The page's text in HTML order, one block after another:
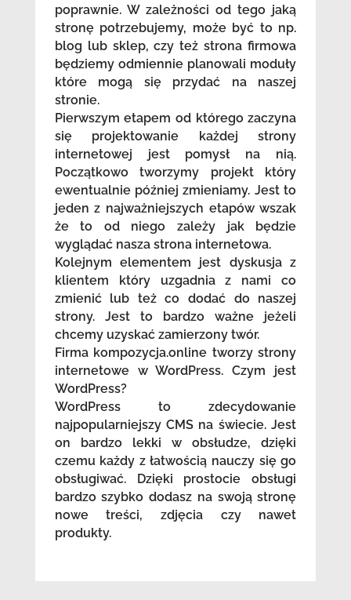
poprawnie. W zależności od tego jaką
stronę potrzebujemy, może być to np.
blog lub sklep, czy też strona firmowa
będziemy odmiennie planowali moduły
które mogą się przydać na naszej
stronie.
Pierwszym etapem od którego zaczyna
się projektowanie każdej strony
internetowej jest pomysł na nią.
Początkowo tworzymy projekt który
ewentualnie później zmieniamy. Jest to
jeden z najważniejszych etapów wszak
że to od niego zależy jak będzie
wyglądać nasza strona internetowa.
Kolejnym elementem jest dyskusja z
klientem który uzgadnia z nami co
zmienić lub też co dodać do naszej
strony. Jest to bardzo ważne jeżeli
chcemy uzyskać zamierzony twór.
Firma kompozycja.online tworzy strony
internetowe w WordPress. Czym jest
WordPress?
WordPress to zdecydowanie
najpopularniejszy CMS na świecie. Jest
on bardzo lekki w obsłudze, dzięki
czemu każdy z łatwością nauczy się go
obsługiwać. Dzięki prostocie obsługi
bardzo szybko dodasz na swoją stronę
nowe treści, zdjęcia czy nawet
produkty.